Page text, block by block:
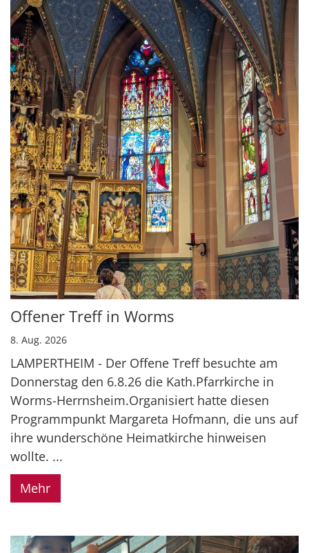
Offener Treff in Worms
8. Aug. 2026
LAMPERTHEIM - Der Offene Treff besuchte am
Donnerstag den 6.8.26 die Kath.Pfarrkirche in
Worms-Herrnsheim.Organisiert hatte diesen
Programmpunkt Margareta Hofmann, die uns auf
ihre wunderschöne Heimatkirche hinweisen
wollte. ...
Mehr